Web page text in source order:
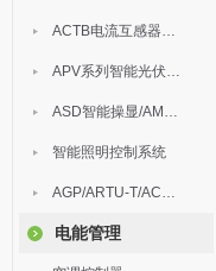
ACTB电流互感器过电压保护器
APV系列智能光伏汇流箱
ASD智能操显/AM中压保护
智能照明控制系统
AGP/ARTU-T/ACM/ADDC
电能管理